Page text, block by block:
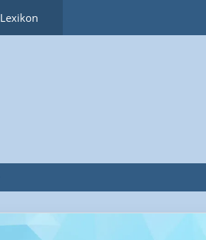
Lexikon